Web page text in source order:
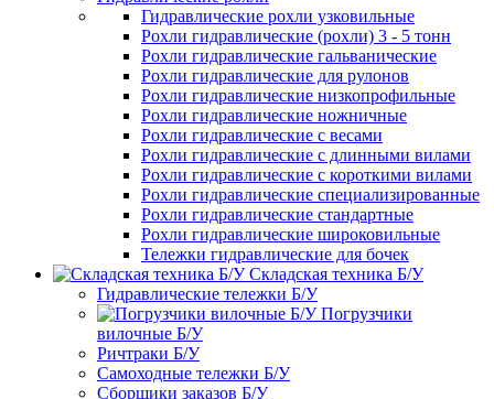
Гидравлические рохли узковильные
Рохли гидравлические (рохли) 3 - 5 тонн
Рохли гидравлические гальванические
Рохли гидравлические для рулонов
Рохли гидравлические низкопрофильные
Рохли гидравлические ножничные
Рохли гидравлические с весами
Рохли гидравлические с длинными вилами
Рохли гидравлические с короткими вилами
Рохли гидравлические специализированные
Рохли гидравлические стандартные
Рохли гидравлические широковильные
Тележки гидравлические для бочек
Складская техника Б/У
Гидравлические тележки Б/У
Погрузчики
вилочные Б/У
Ричтраки Б/У
Самоходные тележки Б/У
Сборщики заказов Б/У